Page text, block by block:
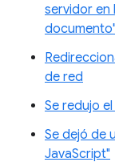
servidor en
documento"
de red
Se redujo
Se dejó de
JavaScript"